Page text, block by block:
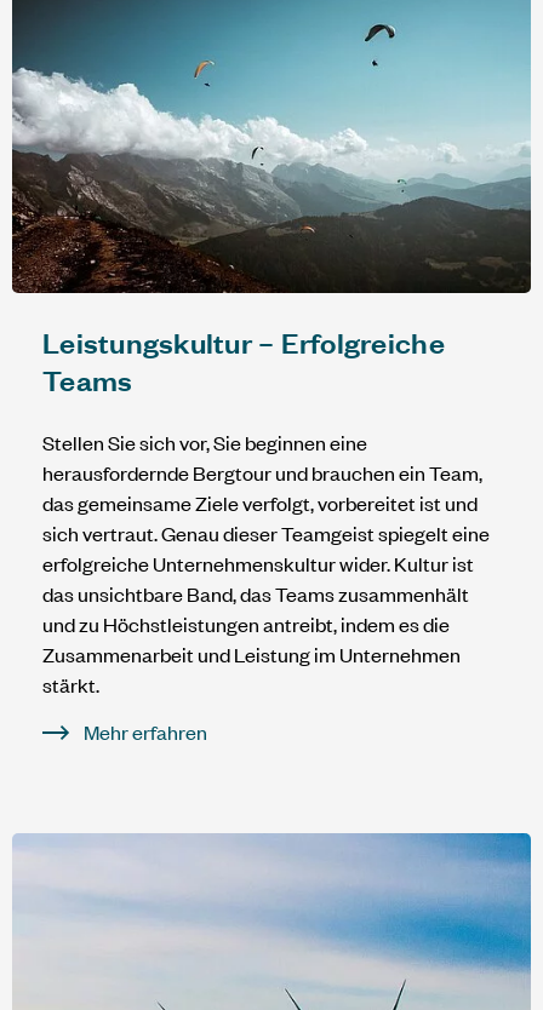
Leistungskultur – Erfolgreiche
Teams
Stellen Sie sich vor, Sie beginnen eine
herausfordernde Bergtour und brauchen ein Team,
das gemeinsame Ziele verfolgt, vorbereitet ist und
sich vertraut. Genau dieser Teamgeist spiegelt eine
erfolgreiche Unternehmenskultur wider. Kultur ist
das unsichtbare Band, das Teams zusammenhält
und zu Höchstleistungen antreibt, indem es die
Zusammenarbeit und Leistung im Unternehmen
stärkt.
Mehr erfahren